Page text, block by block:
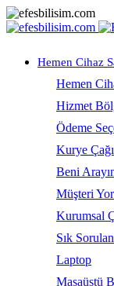
Hemen Cihaz
Hemen
Hizmet
Ödeme
Kurye
Beni
Müşteri
Kurumsal
Sık
Laptop
Masaüstü